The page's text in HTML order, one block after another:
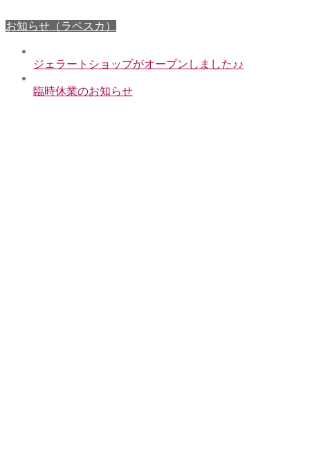
お知らせ（ラペスカ）
ジェラートショップがオープンしました♪♪
臨時休業のお知らせ